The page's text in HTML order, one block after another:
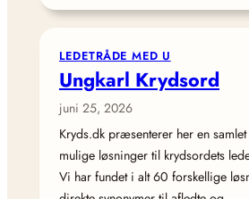
LEDETRÅDE MED U
Ungkarl Krydsord
juni 25, 2026
Kryds.dk præsenterer her en
mulige løsninger til krydsordets
Vi har fundet i alt 60 forskellige